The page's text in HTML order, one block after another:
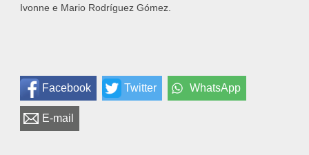
Ivonne e Mario Rodríguez Gómez.
Facebook Twitter WhatsApp
E-mail